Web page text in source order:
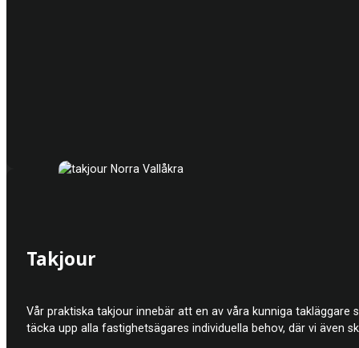
Takjour
Vår praktiska takjour innebär att en av våra kunniga
täcka upp alla fastighetsägares individuella behov, där vi även